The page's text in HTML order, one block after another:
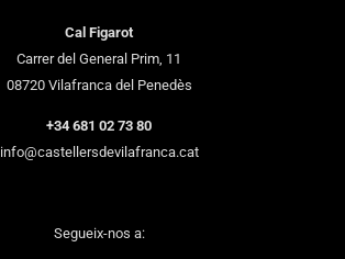
Cal Figarot
Carrer del General Prim, 11
08720 Vilafranca del Penedès
+34 681 02 73 80
info@castellersdevilafranca.cat
Segueix-nos a: